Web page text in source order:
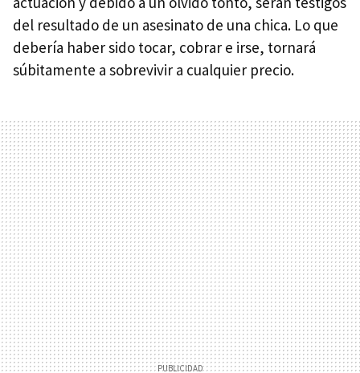
del resultado de un asesinato de una chica. Lo que
debería haber sido tocar, cobrar e irse, tornará
súbitamente a sobrevivir a cualquier precio.